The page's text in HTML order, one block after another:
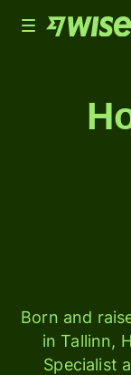
Toggle
Born and
in Tallinn,
Specialist